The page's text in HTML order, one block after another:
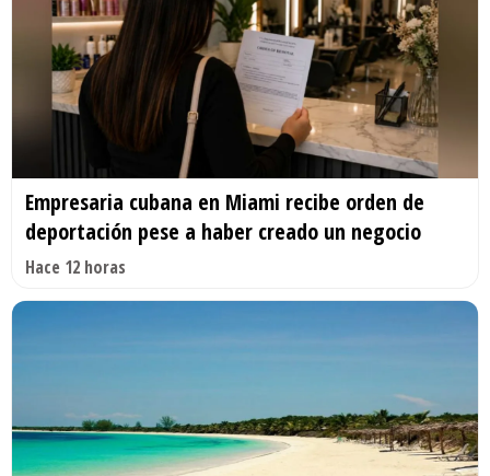
Empresaria cubana en Miami recibe orden de
deportación pese a haber creado un negocio
Hace 12 horas